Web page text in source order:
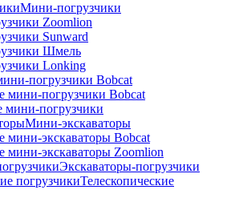
Мини-погрузчики
Zoomlion
Sunward
Шмель
Lonking
погрузчики Bobcat
мини-погрузчики Bobcat
погрузчики
Мини-экскаваторы
мини-экскаваторы Bobcat
мини-экскаваторы Zoomlion
Экскаваторы-погрузчики
Телескопические